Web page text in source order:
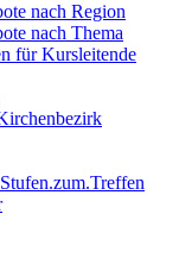
nach Region
nach Thema
für Kursleitende